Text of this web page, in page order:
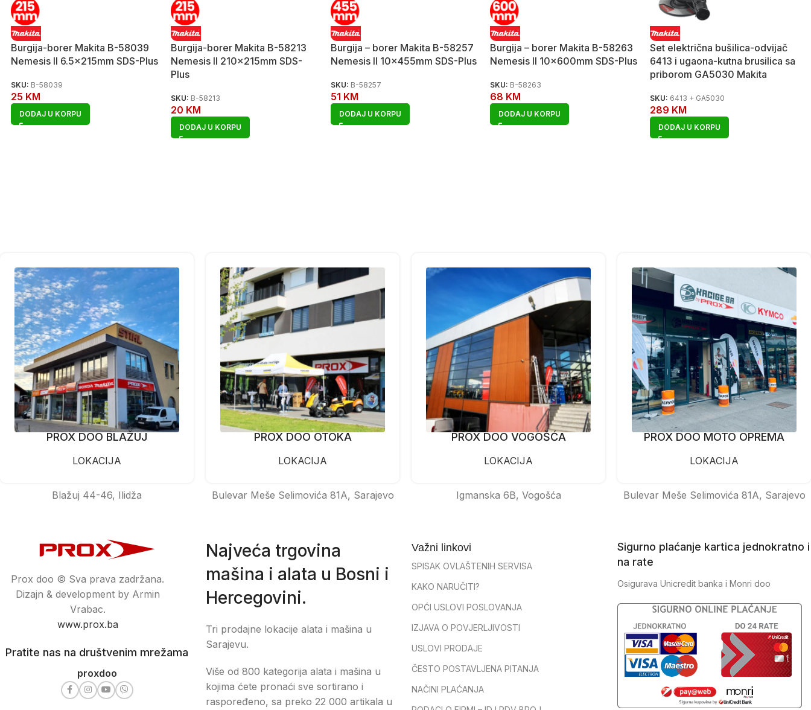
Burgija-borer Makita B-58039
Nemesis II 6.5x215mm SDS-Plus
SKU: B-58039
25 KM
DODAJ U KORPU
Burgija-borer Makita B-58213
Nemesis II 210x215mm SDS-
Plus
SKU: B-58213
20 KM
DODAJ U KORPU
Burgija – borer Makita B-58257
Nemesis II 10x455mm SDS-Plus
SKU: B-58257
51 KM
DODAJ U KORPU
Burgija – borer Makita B-58263
Nemesis II 10x600mm SDS-Plus
SKU: B-58263
68 KM
DODAJ U KORPU
Set električna bušilica-odvijač
6413 i ugaona-kutna brusilica sa
priborom GA5030 Makita
SKU: 6413 + GA5030
289 KM
DODAJ U KORPU
PROX DOO BLAŽUJ
LOKACIJA
Blažuj 44-46, Ilidža
PROX DOO OTOKA
LOKACIJA
Bulevar Meše Selimovića 81A, Sarajevo
PROX DOO VOGOŠĆA
LOKACIJA
Igmanska 6B, Vogošća
PROX DOO MOTO OPREMA
LOKACIJA
Bulevar Meše Selimovića 81A, Sarajevo
Prox doo © Sva prava zadržana.
Dizajn & development by Armin
Vrabac.
www.prox.ba
Pratite nas na društvenim mrežama
proxdoo
Najveća trgovina
mašina i alata u Bosni i
Hercegovini.
Tri prodajne lokacije alata i mašina u
Sarajevu.
Više od 800 kategorija alata i mašina u
kojima ćete pronaći sve sortirano i
raspoređeno, sa preko 22 000 artikala u
Važni linkovi
SPISAK OVLAŠTENIH SERVISA
KAKO NARUČITI?
OPĆI USLOVI POSLOVANJA
IZJAVA O POVJERLJIVOSTI
USLOVI PRODAJE
ČESTO POSTAVLJENA PITANJA
NAČINI PLAĆANJA
Sigurno plaćanje kartica jednokratno i
na rate
Osigurava Unicredit banka i Monri doo